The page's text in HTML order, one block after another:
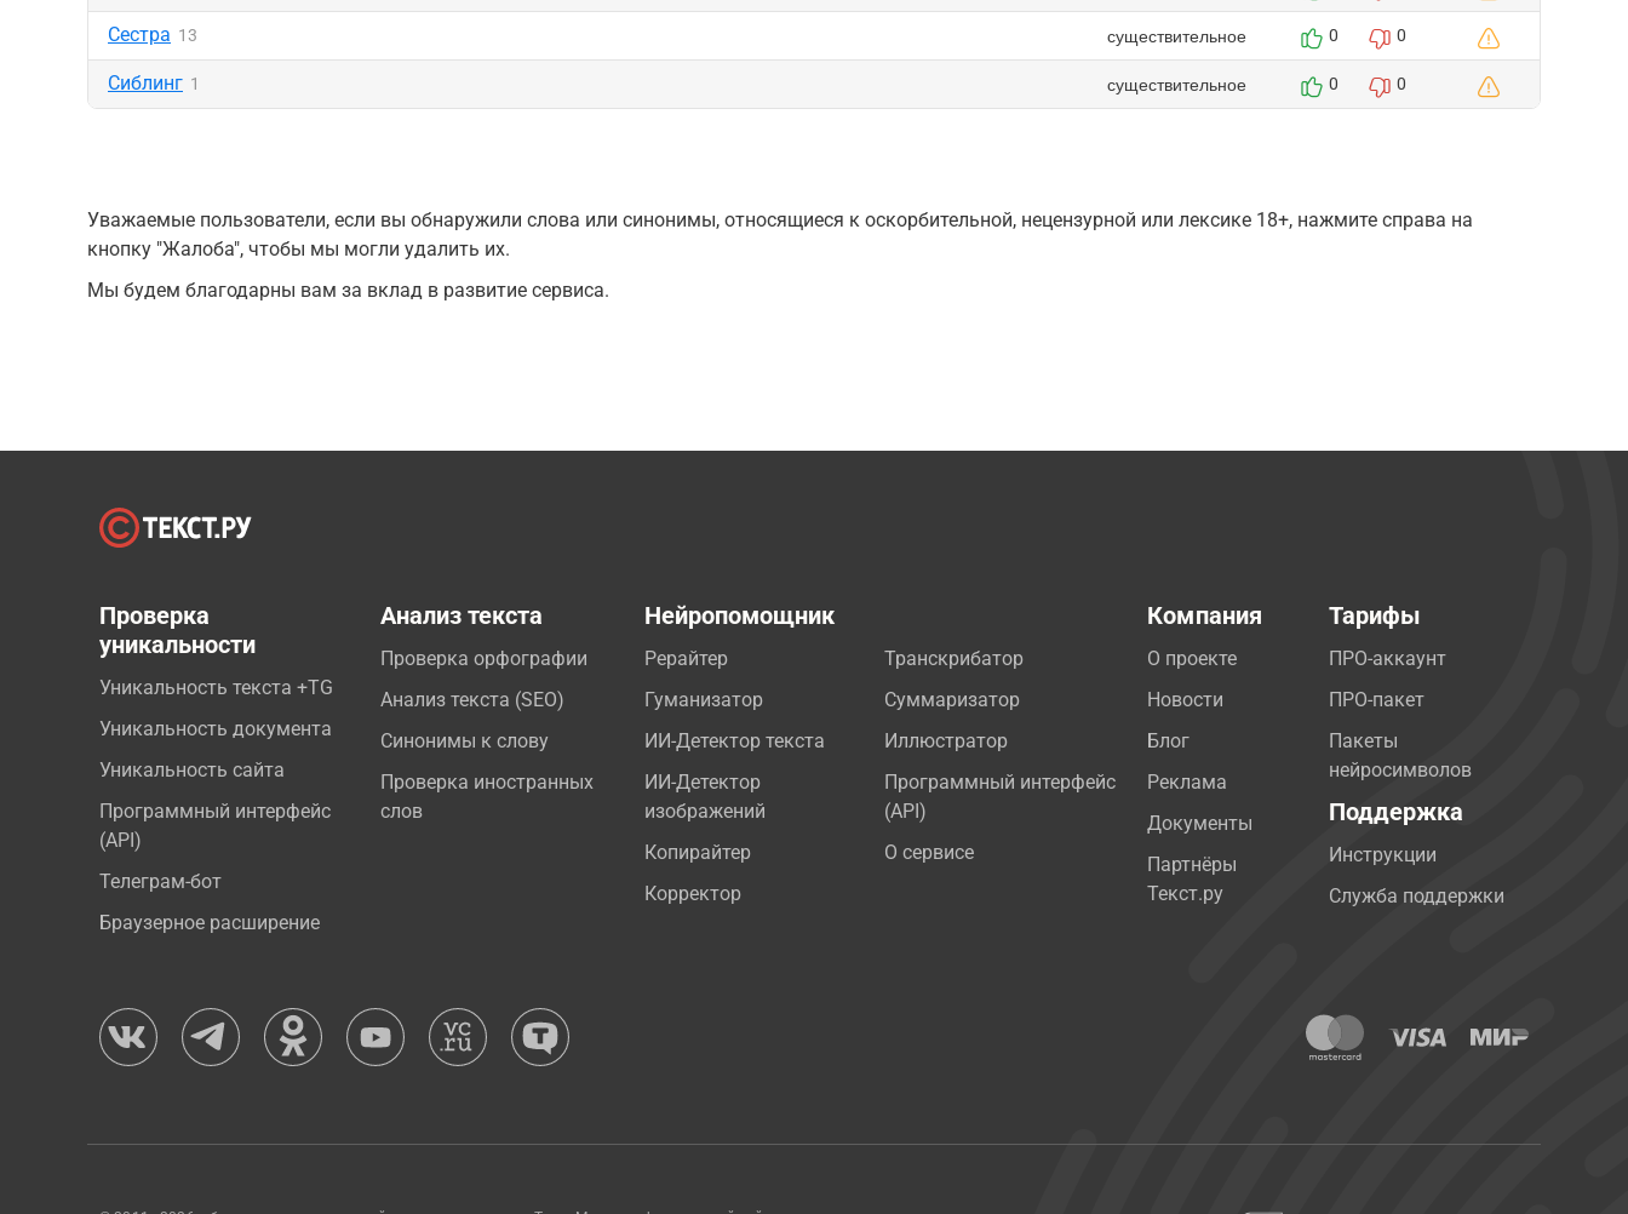
Сестра 13 существительное 0 0
Сиблинг 1 существительное 0 0
Уважаемые пользователи, если вы обнаружили слова или синонимы, относящиеся к оскорбительной, нецензурной или лексике 18+, нажмите справа на
кнопку "Жалоба", чтобы мы могли удалить их.
Мы будем благодарны вам за вклад в развитие сервиса.
Проверка
уникальности
Уникальность текста +TG
Уникальность документа
Уникальность сайта
Программный интерфейс
(API)
Телеграм-бот
Браузерное расширение
Анализ текста
Проверка орфографии
Анализ текста (SEO)
Синонимы к слову
Проверка иностранных
слов
Нейропомощник
Рерайтер
Гуманизатор
ИИ-Детектор текста
ИИ-Детектор
изображений
Копирайтер
Корректор
Транскрибатор
Суммаризатор
Иллюстратор
Программный интерфейс
(API)
О сервисе
Компания
О проекте
Новости
Блог
Реклама
Документы
Партнёры
Текст.ру
Тарифы
ПРО-аккаунт
ПРО-пакет
Пакеты
нейросимволов
Поддержка
Инструкции
Служба поддержки